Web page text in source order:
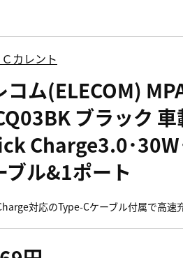
カレント
コム(ELECOM)
ブラック
Charge3.0･
ブル&1ポート
対応のType-Cケーブル付属で高速